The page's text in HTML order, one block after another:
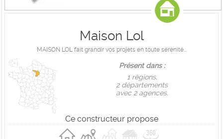
Maison Lol
MAISON LOL fait grandir vos projets en toute sérénité...
Présent dans :
1 règions,
2 départements
avec 2 agences.
Ce constructeur propose